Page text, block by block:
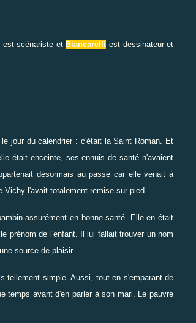
est scénariste et Biancarelli est dessinateur et
jour du calendrier : c'était la Saint Roman. Et
était enceinte, ses ennuis de santé n'avaient
désormais au passé car elle venait à
l'avait totalement remise sur pied.
assurément en bonne santé. Elle en était
prénom de l'enfant. Il lui fallait trouver un nom
source de plaisir.
tellement simple. Aussi, tout en s'emparant de
temps avant d'en parler à son mari. Le pauvre